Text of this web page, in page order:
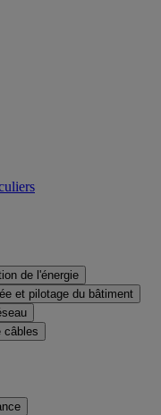
de l'énergie
et pilotage du bâtiment
câbles